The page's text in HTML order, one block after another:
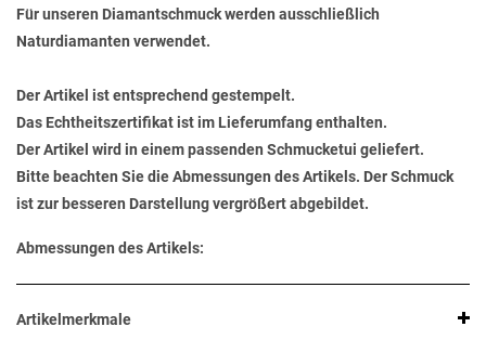
Für unseren Diamantschmuck werden ausschließlich
Naturdiamanten verwendet.
Der Artikel ist entsprechend gestempelt.
Das Echtheitszertifikat ist im Lieferumfang enthalten.
Der Artikel wird in einem passenden Schmucketui geliefert.
Bitte beachten Sie die Abmessungen des Artikels. Der Schmuck
ist zur besseren Darstellung vergrößert abgebildet.
Abmessungen des Artikels:
Artikelmerkmale